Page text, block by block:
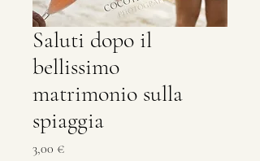
Saluti dopo il
bellissimo
matrimonio sulla
spiaggia
3,00 €Prezzo